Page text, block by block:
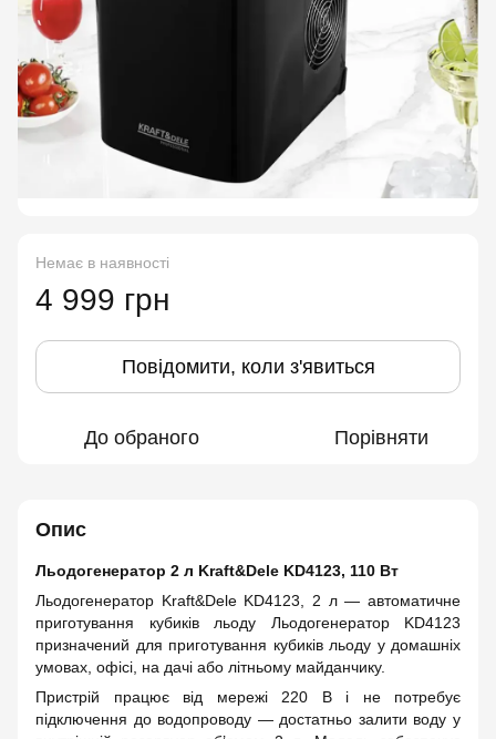
Немає в наявності
4 999 грн
Повідомити, коли з'явиться
До обраного Порівняти
Опис
Льодогенератор 2 л Kraft&Dele KD4123, 110 Вт
Льодогенератор Kraft&Dele KD4123, 2 л — автоматичне
приготування кубиків льоду Льодогенератор KD4123
призначений для приготування кубиків льоду у домашніх
умовах, офісі, на дачі або літньому майданчику.
Пристрій працює від мережі 220 В і не потребує
підключення до водопроводу — достатньо залити воду у